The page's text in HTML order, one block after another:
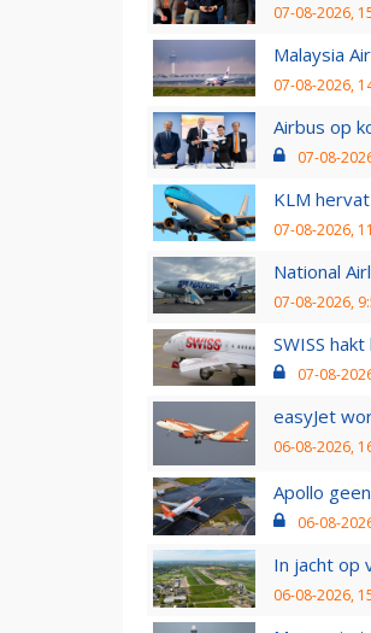
07-08-2026,
Malaysia
07-08-2026,
Airbus op
07-08-
KLM
07-08-2026,
National
07-08-2026,
SWISS
07-08-
easyJet
06-08-2026,
Apollo
06-08-
In jacht op
06-08-2026,